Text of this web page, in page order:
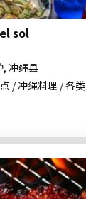
sol
, 冲绳县
/ 冲绳料理 / 各